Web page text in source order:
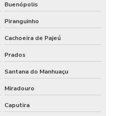
Buenópolis
Piranguinho
Cachoeira de Pajeú
Prados
Santana do Manhuaçu
Miradouro
Caputira